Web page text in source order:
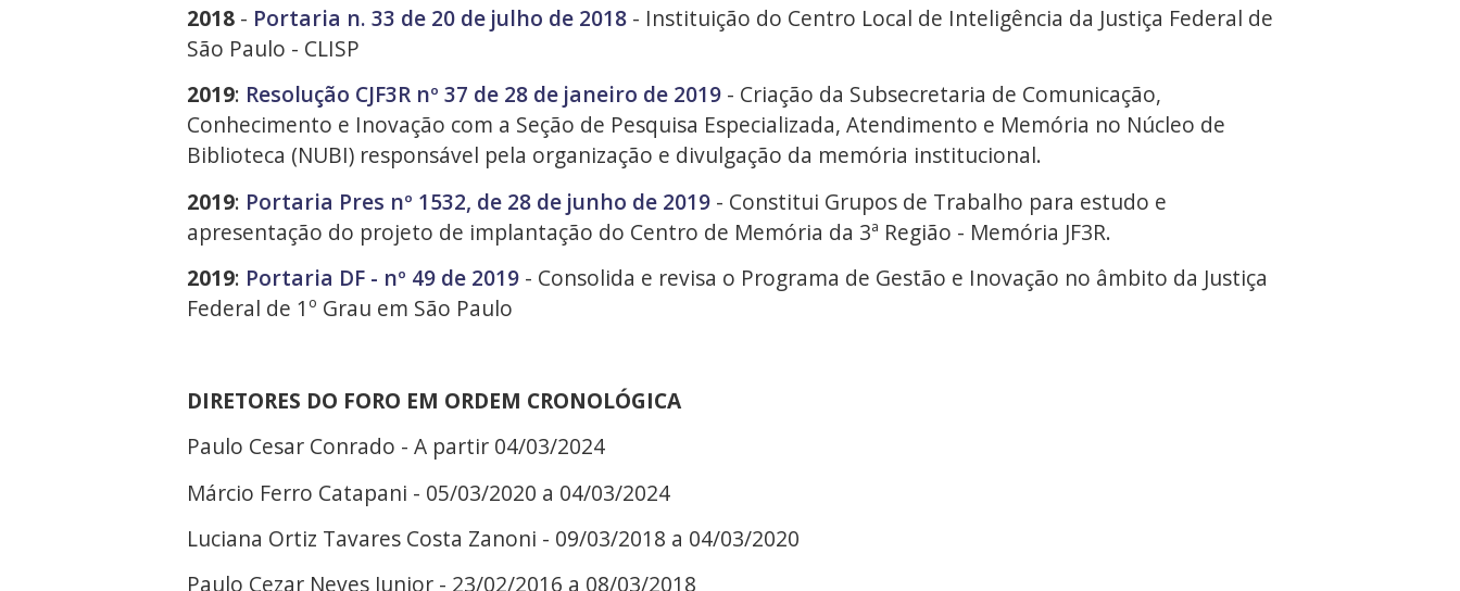
2018 - Portaria n. 33 de 20 de julho de 2018 - Instituição do Centro Local de Inteligência da Justiça Federal de
São Paulo - CLISP
2019: Resolução CJF3R nº 37 de 28 de janeiro de 2019 - Criação da Subsecretaria de Comunicação,
Conhecimento e Inovação com a Seção de Pesquisa Especializada, Atendimento e Memória no Núcleo de
Biblioteca (NUBI) responsável pela organização e divulgação da memória institucional.
2019: Portaria Pres nº 1532, de 28 de junho de 2019 - Constitui Grupos de Trabalho para estudo e
apresentação do projeto de implantação do Centro de Memória da 3ª Região - Memória JF3R.
2019: Portaria DF - nº 49 de 2019 - Consolida e revisa o Programa de Gestão e Inovação no âmbito da Justiça
Federal de 1º Grau em São Paulo
DIRETORES DO FORO EM ORDEM CRONOLÓGICA
Paulo Cesar Conrado - A partir 04/03/2024
Márcio Ferro Catapani - 05/03/2020 a 04/03/2024
Luciana Ortiz Tavares Costa Zanoni - 09/03/2018 a 04/03/2020
Paulo Cezar Neves Junior - 23/02/2016 a 08/03/2018